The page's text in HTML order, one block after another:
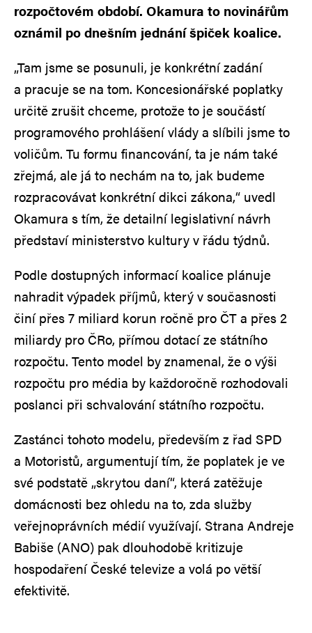
rozpočtovém období. Okamura to novinářům
oznámil po dnešním jednání špiček koalice.
„Tam jsme se posunuli, je konkrétní zadání
a pracuje se na tom. Koncesionářské poplatky
určitě zrušit chceme, protože to je součástí
programového prohlášení vlády a slíbili jsme to
voličům. Tu formu financování, ta je nám také
zřejmá, ale já to nechám na to, jak budeme
rozpracovávat konkrétní dikci zákona,“ uvedl
Okamura s tím, že detailní legislativní návrh
představí ministerstvo kultury v řádu týdnů.
Podle dostupných informací koalice plánuje
nahradit výpadek příjmů, který v současnosti
činí přes 7 miliard korun ročně pro ČT a přes 2
miliardy pro ČRo, přímou dotací ze státního
rozpočtu. Tento model by znamenal, že o výši
rozpočtu pro média by každoročně rozhodovali
poslanci při schvalování státního rozpočtu.
Zastánci tohoto modelu, především z řad SPD
a Motoristů, argumentují tím, že poplatek je ve
své podstatě „skrytou daní“, která zatěžuje
domácnosti bez ohledu na to, zda služby
veřejnoprávních médií využívají. Strana Andreje
Babiše (ANO) pak dlouhodobě kritizuje
hospodaření České televize a volá po větší
efektivitě.